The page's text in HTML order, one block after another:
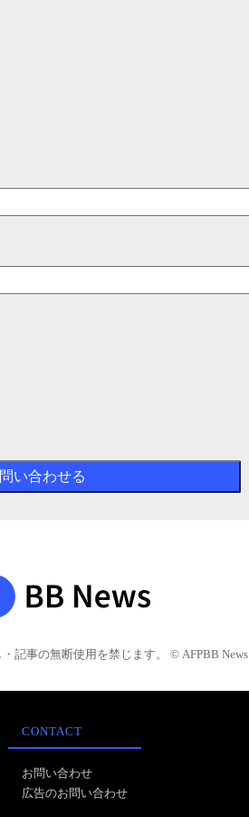
記事の無断使用を禁じます。 © AFPBB News
CONTACT
お問い合わせ
広告のお問い合わせ